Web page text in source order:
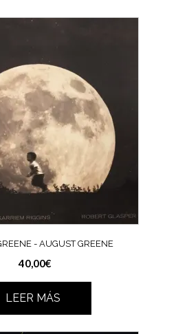
‎- AUGUST GREENE
40,00€
LEER MÁS